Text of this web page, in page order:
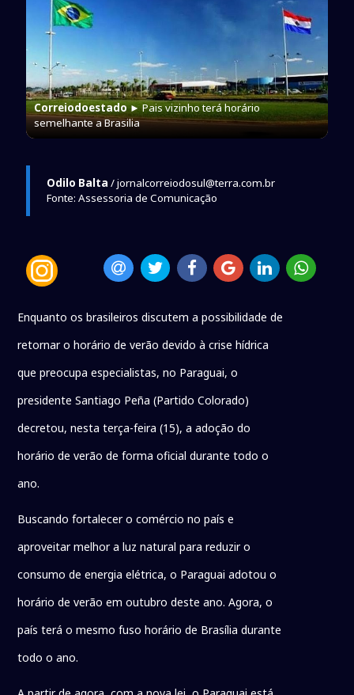
Correiodoestado► Pais vizinho terá horário
semelhante a Brasilia
Odilo Balta / jornalcorreiodosul@terra.com.br
Fonte: Assessoria de Comunicação
Enquanto os brasileiros discutem a possibilidade de
retornar o horário de verão devido à crise hídrica
que preocupa especialistas, no Paraguai, o
presidente Santiago Peña (Partido Colorado)
decretou, nesta terça-feira (15), a adoção do
horário de verão de forma oficial durante todo o
ano.
Buscando fortalecer o comércio no país e
aproveitar melhor a luz natural para reduzir o
consumo de energia elétrica, o Paraguai adotou o
horário de verão em outubro deste ano. Agora, o
país terá o mesmo fuso horário de Brasília durante
todo o ano.